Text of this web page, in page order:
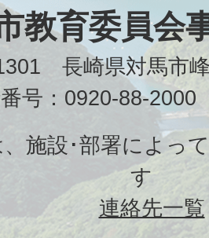
教育委員会
長崎県対馬市
号：0920-88-2000
施設･部署によっ
す
連絡先一覧